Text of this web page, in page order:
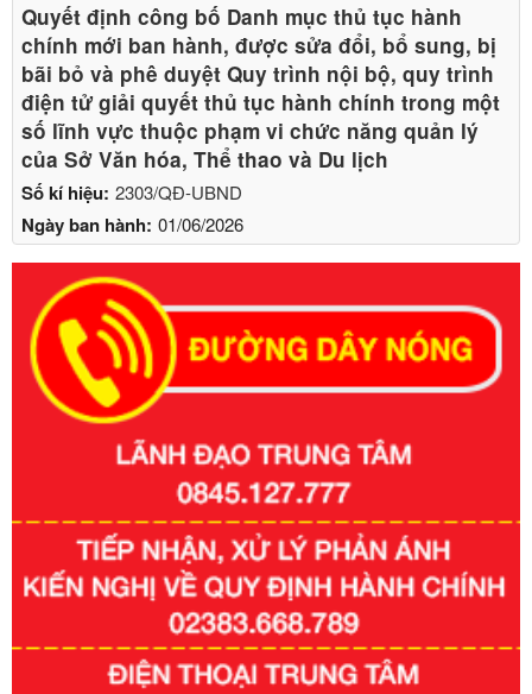
Số kí hiệu: 2303/QĐ-UBND
Ngày ban hành: 01/06/2026
Quyết định công bố Danh mục thủ tục hành
chính mới ban hành, được sửa đổi, bổ sung, bị
bãi bỏ và phê duyệt Quy trình nội bộ, quy trình
điện tử giải quyết thủ tục hành chính trong một
số lĩnh vực thuộc phạm vi chức năng quản lý
của Sở Văn hóa, Thể thao và Du lịch